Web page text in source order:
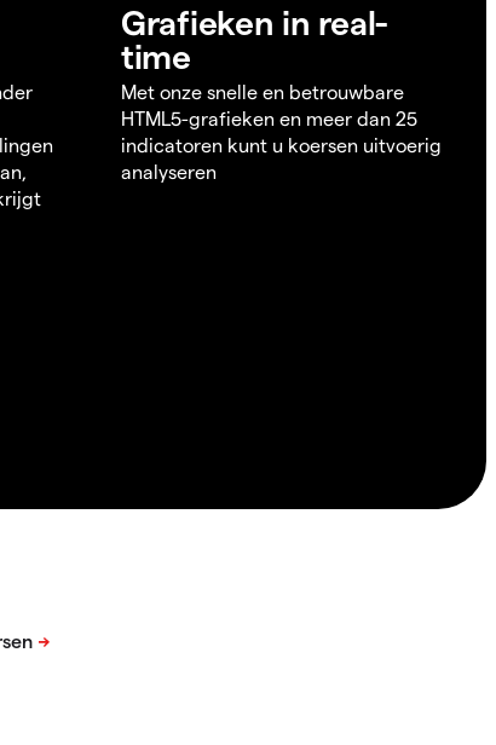
Grafieken in real-
time
Met onze snelle en betrouwbare
HTML5-grafieken en meer dan 25
indicatoren kunt u koersen uitvoerig
analyseren